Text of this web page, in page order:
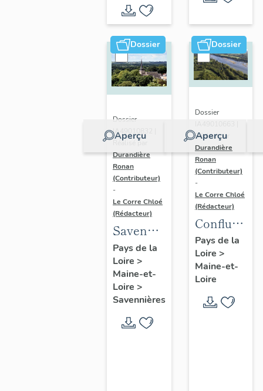
Dossier
Aperçu
Dossier
IA49010832 |
Réalisé par
Durandière
Ronan
(Contributeur)
-
Le Corre Chloé
(Rédacteur)
Savennières
:
présentation
de la
commune
Pays de la
Loire >
Maine-et-
Loire >
Savennières
Dossier
Aperçu
Dossier
Réalisé par
Durandière
Ronan
(Contributeur)
-
Le Corre Chloé
(Rédacteur)
Confluence
Maine-
Loire :
d'étude
Pays de la
Loire >
Maine-et-
Loire